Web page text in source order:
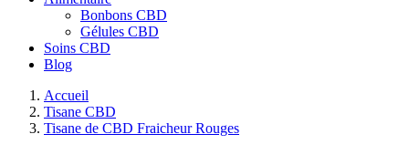
Bonbons CBD
Gélules CBD
Soins CBD
Blog
Accueil
Tisane CBD
Tisane de CBD Fraicheur Rouges